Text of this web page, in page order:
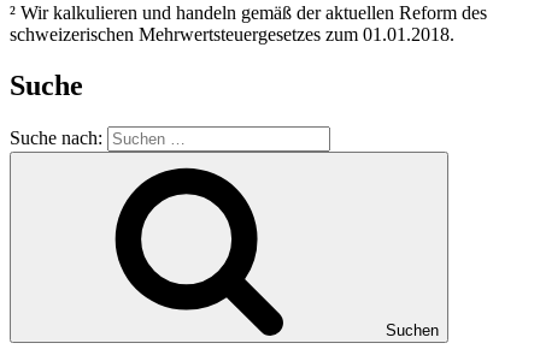
² Wir kalkulieren und handeln gemäß der aktuellen Reform des
schweizerischen Mehrwertsteuergesetzes zum 01.01.2018.
Suche
Suche nach:
Suchen